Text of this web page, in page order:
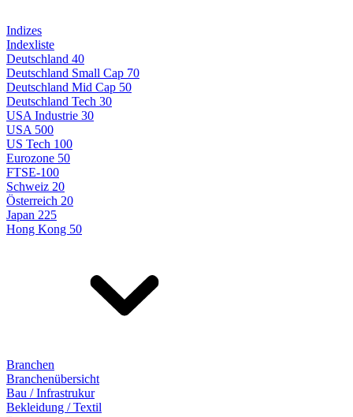
Indizes
Indexliste
Deutschland 40
Deutschland Small Cap 70
Deutschland Mid Cap 50
Deutschland Tech 30
USA Industrie 30
USA 500
US Tech 100
Eurozone 50
FTSE-100
Schweiz 20
Österreich 20
Japan 225
Hong Kong 50
Branchen
Branchenübersicht
Bau / Infrastrukur
Bekleidung / Textil